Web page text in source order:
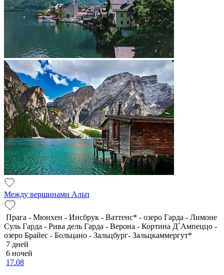
Между вершинами Альп
Прага - Мюнхен - Инсбрук - Ваттенс* - озеро Гарда - Лимоне
Суль Гарда - Рива дель Гарда - Верона - Кортина Д`Ампеццо -
озеро Брайес - Больцано - Зальцбург- Зальцкаммергут*
7 дней
6 ночей
17.08